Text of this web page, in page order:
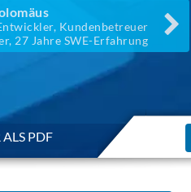
Kundenbetreuer
27 Jahre SWE-Erfahrung
ALS PDF